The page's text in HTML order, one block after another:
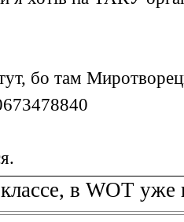
бо там
в WOT уже